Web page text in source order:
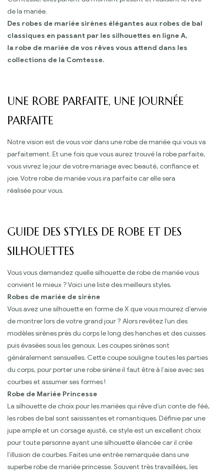
de la mariée.
Des robes de mariée sirènes élégantes aux robes de bal
classiques en passant par les silhouettes en ligne A,
la robe de mariée de vos rêves vous attend dans les
collections de la Comtesse.
UNE ROBE PARFAITE, UNE JOURNÉE
PARFAITE
Notre vision est de vous voir dans une robe de mariée qui vous va
parfaitement. Et une fois que vous aurez trouvé la robe parfaite,
vous vivrez le jour de votre mariage avec beauté, confiance et
joie. Votre robe de mariée vous ira parfaite car elle sera
réalisée pour vous.
GUIDE DES STYLES DE ROBE ET DES
SILHOUETTES
Vous vous demandez quelle silhouette de robe de mariée vous
convient le mieux ? Voici une liste des meilleurs styles.
Robes de mariée de sirène
Vous avez une silhouette en forme de X que vous mourez d’envie
de montrer lors de votre grand jour ? Alors revêtez l’un des
modèles sirènes près du corps le long des hanches et des cuisses
puis évasées sous les genoux. Les coupes sirènes sont
généralement sensuelles. Cette coupe souligne toutes les parties
du corps, pour porter une robe sirène il faut être à l’aise avec ses
courbes et assumer ses formes !
Robe de Mariée Princesse
La silhouette de choix pour les mariées qui rêve d’un conte de féé,
les robes de bal sont saisissantes et romantiques. Définie par une
jupe ample et un corsage ajusté, ce style est un excellent choix
pour toute personne ayant une silhouette élancée car il crée
l’illusion de courbes. Faites une entrée remarquée dans une
superbe robe de mariée princesse. Souvent très travaillées, les